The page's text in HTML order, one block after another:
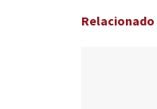
Relacionado